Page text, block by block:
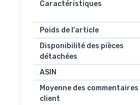
Caractéristiques
Poids de l'article
Disponibilité des pièces
détachées
ASIN
Moyenne des commentaires
client